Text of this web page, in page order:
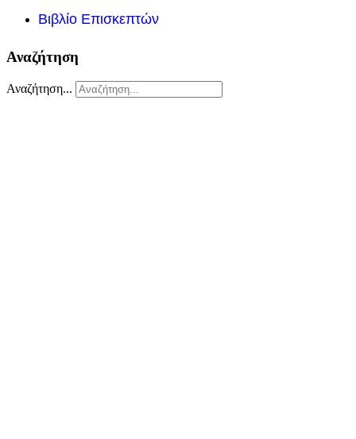
Βιβλίο Επισκεπτών
Αναζήτηση
Αναζήτηση...